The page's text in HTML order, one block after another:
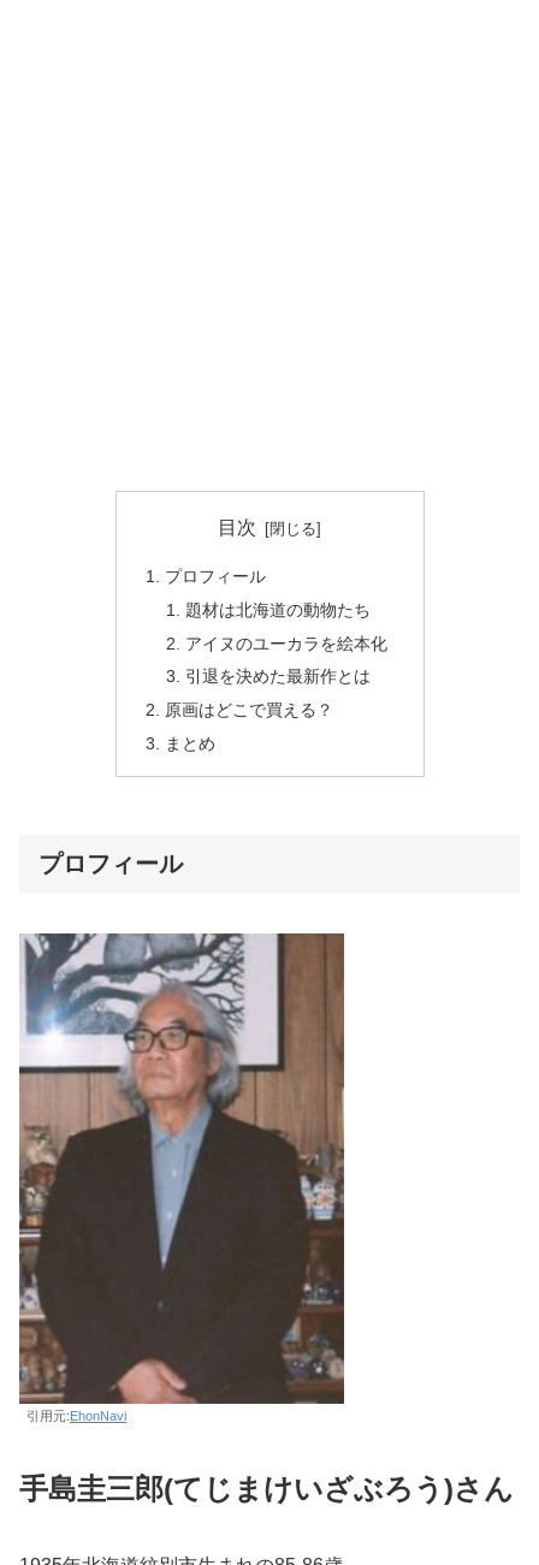
目次
プロフィール
題材は北海道の動物たち
アイヌのユーカラを絵本化
引退を決めた最新作とは
原画はどこで買える？
まとめ
プロフィール
引用元: EhonNavi
手島圭三郎(てじまけいざぶろう)さん